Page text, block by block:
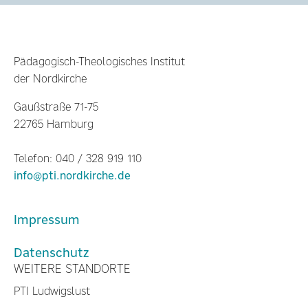
Pädagogisch-Theologisches Institut
der Nordkirche
Gaußstraße 71-75
22765 Hamburg
Telefon: 040 / 328 919 110
info@pti.nordkirche.de
Impressum
Datenschutz
WEITERE STANDORTE
PTI Ludwigslust